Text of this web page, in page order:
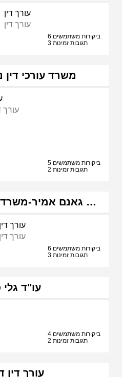
עורך דין
עורך דין
6 ביקורות משתמשים
3 תגובות זמינות
משרד עורכי דין
עורך
5 ביקורות משתמשים
2 תגובות זמינות
גאנם אמיר-משרד עורכי דין נוטריון ו …
עורך דין
עורך דין
6 ביקורות משתמשים
3 תגובות זמינות
עו"ד גלי
4 ביקורות משתמשים
2 תגובות זמינות
עורך דין